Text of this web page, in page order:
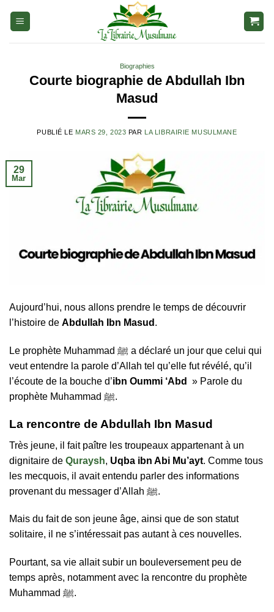
Biographies
Courte biographie de Abdullah Ibn
Masud
PUBLIÉ LE MARS 29, 2023 PAR LA LIBRAIRIE MUSULMANE
29
Mar
Aujourd’hui, nous allons prendre le temps de découvrir
l’histoire de Abdullah Ibn Masud .
Le prophète Muhammad ﷺ a déclaré un jour que celui qui
veut entendre la parole d’Allah tel qu’elle fut révélé, qu’il
l’écoute de la bouche d’ibn Oummi ‘Abd
» Parole du
prophète Muhammad ﷺ.
La rencontre de Abdullah Ibn Masud
Très jeune, il fait paître les troupeaux appartenant à un
dignitaire de Quraysh, Uqba ibn Abi Mu’ayt. Comme tous
les mecquois, il avait entendu parler des informations
provenant du messager d’Allah ﷺ.
Mais du fait de son jeune âge, ainsi que de son statut
solitaire, il ne s’intéressait pas autant à ces nouvelles.
Pourtant, sa vie allait subir un bouleversement peu de
temps après, notamment avec la rencontre du prophète
Muhammad ﷺ.